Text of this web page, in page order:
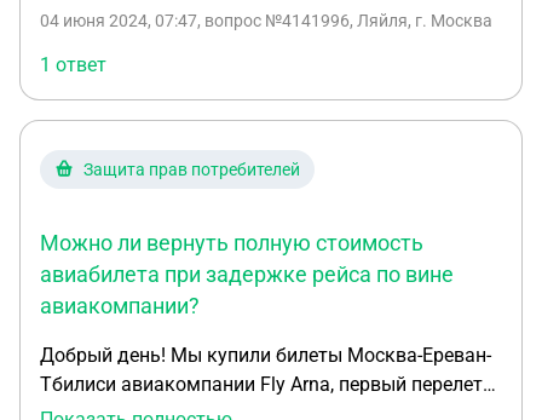
пор нам не отвечают ни авиакомпания (Fly One)
ни аэропорт Мальпенса Милан. В аэропортах
Внуково и Звартноц (Ереван) нашего багажа не
нашли. Прошел уже месяц, что нам делать? Как
компенсации?
04 июня 2024, 07:47, вопрос №4141996, Ляйля, г. Москва
1 ответ
Защита прав потребителей
Можно ли вернуть полную стоимость
авиабилета при задержке рейса по вине
авиакомпании?
Добрый день! Мы купили билеты Москва-Ереван-
Тбилиси авиакомпании Fly Arna, первый перелет
состоялся. В аэропорту Еревана узнаем, что рейс